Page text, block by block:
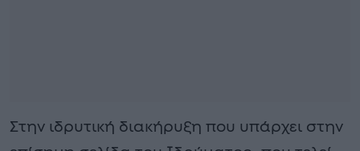
Στην ιδρυτική διακήρυξη που υπάρχει στην